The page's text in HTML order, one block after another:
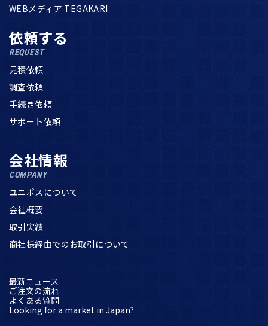
WEBメディア TEGAKARI
依頼する
REQUEST
見積依頼
調査依頼
手続き依頼
サポート依頼
会社情報
COMPANY
ユニポスについて
会社概要
取引実績
商社様経由でのお取引について
最新ニュース
ご注文の流れ
よくある質問
Looking for a market in Japan?